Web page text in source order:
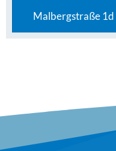
Malbergstraße 1d